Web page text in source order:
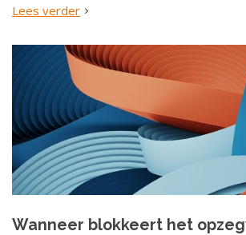
Lees verder
Wanneer blokkeert het